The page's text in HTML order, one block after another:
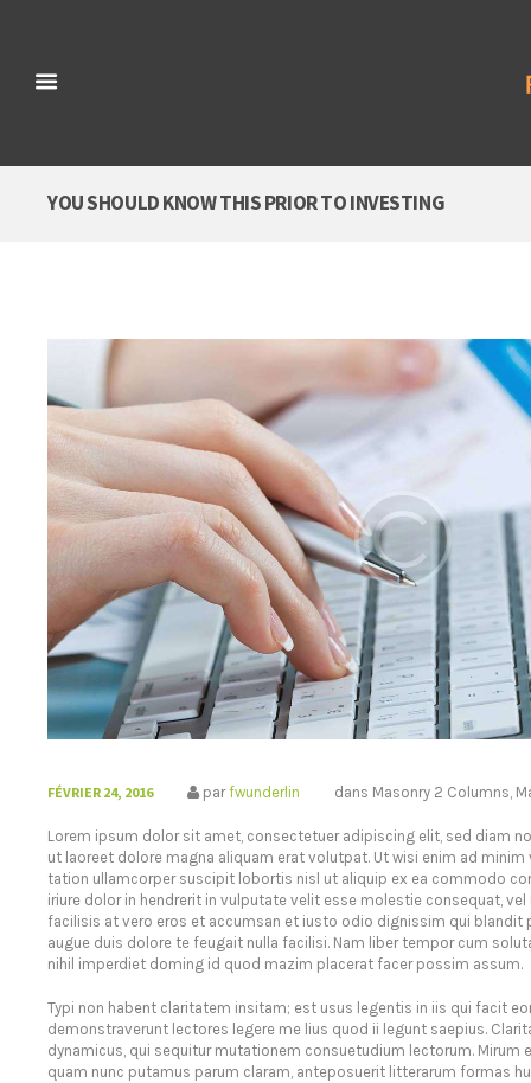
YOU SHOULD KNOW THIS PRIOR TO INVESTING
FÉVRIER 24, 2016 parfwunderlin dans Masonry 2 Columns,
Lorem ipsum dolor sit amet, consectetuer adipiscing elit, sed diam
ut laoreet dolore magna aliquam erat volutpat. Ut wisi enim ad minim
tation ullamcorper suscipit lobortis nisl ut aliquip ex ea commodo
iriure dolor in hendrerit in vulputate velit esse molestie consequat,
facilisis at vero eros et accumsan et iusto odio dignissim qui blandit
augue duis dolore te feugait nulla facilisi. Nam liber tempor cum
nihil imperdiet doming id quod mazim placerat facer possim assum.
Typi non habent claritatem insitam; est usus legentis in iis qui facit
demonstraverunt lectores legere me lius quod ii legunt saepius.
dynamicus, qui sequitur mutationem consuetudium lectorum. Mirum
quam nunc putamus parum claram, anteposuerit litterarum formas